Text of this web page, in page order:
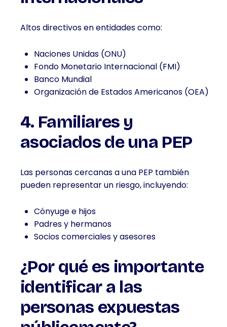
Altos directivos en entidades como:
Naciones Unidas (ONU)
Fondo Monetario Internacional (FMI)
Banco Mundial
Organización de Estados Americanos (OEA)
4. Familiares y
asociados de una PEP
Las personas cercanas a una PEP también
pueden representar un riesgo, incluyendo:
Cónyuge e hijos
Padres y hermanos
Socios comerciales y asesores
¿Por qué es importante
identificar a las
personas expuestas